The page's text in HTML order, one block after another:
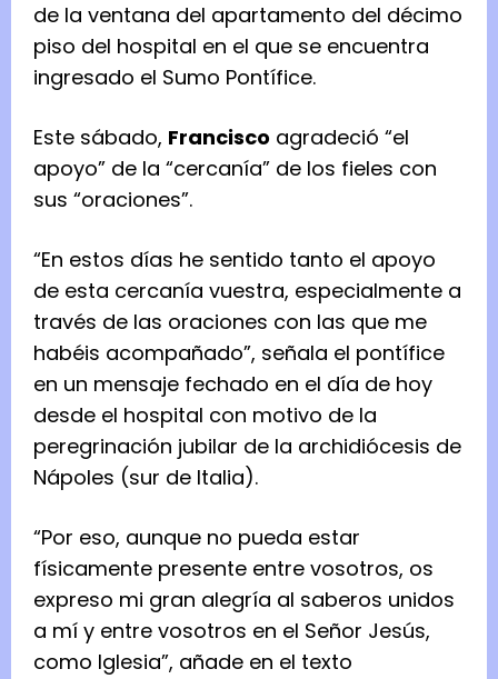
de la ventana del apartamento del décimo
piso del hospital en el que se encuentra
ingresado el Sumo Pontífice.
Este sábado, Francisco agradeció “el
apoyo” de la “cercanía” de los fieles con
sus “oraciones”.
“En estos días he sentido tanto el apoyo
de esta cercanía vuestra, especialmente a
través de las oraciones con las que me
habéis acompañado”, señala el pontífice
en un mensaje fechado en el día de hoy
desde el hospital con motivo de la
peregrinación jubilar de la archidiócesis de
Nápoles (sur de Italia).
“Por eso, aunque no pueda estar
físicamente presente entre vosotros, os
expreso mi gran alegría al saberos unidos
a mí y entre vosotros en el Señor Jesús,
como Iglesia”, añade en el texto